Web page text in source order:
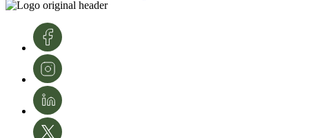
conhecimento e tecnologias. A sua experiência é fundamental para o
agricultura em Portugal.
Créditos de imagens: InnovPlantProtect – Inês Ferreira